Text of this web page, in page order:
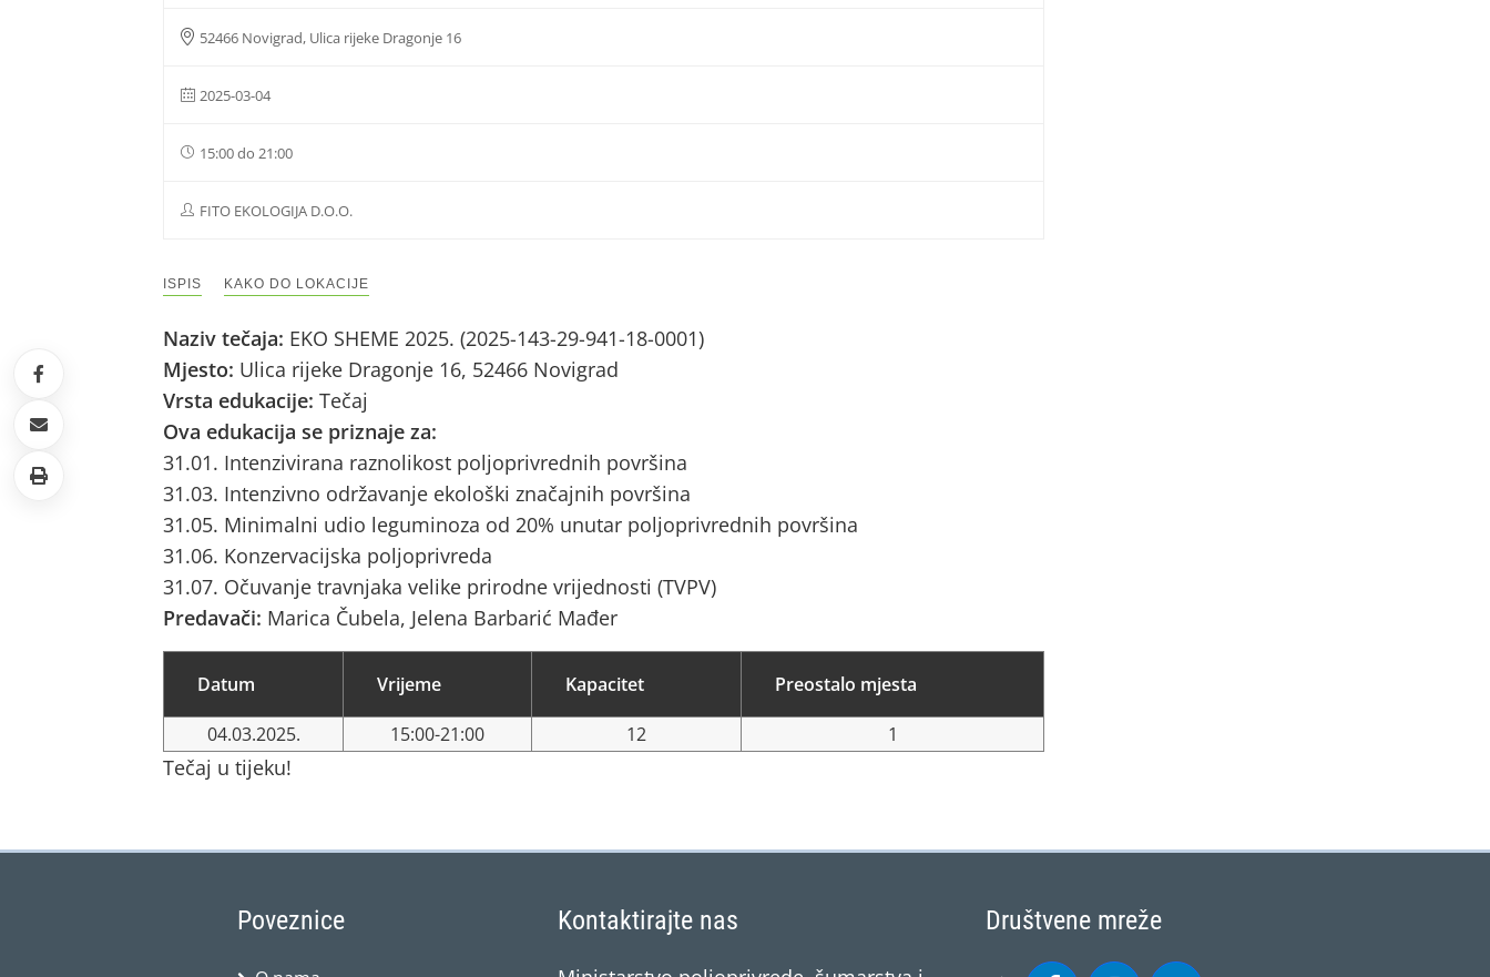
52466 Novigrad, Ulica rijeke Dragonje 16
2025-03-04
15:00 do 21:00
FITO EKOLOGIJA D.O.O.
ISPIS KAKO DO LOKACIJE
Naziv tečaja: EKO SHEME 2025. (2025-143-29-941-18-0001)
Mjesto: Ulica rijeke Dragonje 16, 52466 Novigrad
Vrsta edukacije: Tečaj
Ova edukacija se priznaje za:
31.01. Intenzivirana raznolikost poljoprivrednih površina
31.03. Intenzivno održavanje ekološki značajnih površina
31.05. Minimalni udio leguminoza od 20% unutar poljoprivrednih površina
31.06. Konzervacijska poljoprivreda
31.07. Očuvanje travnjaka velike prirodne vrijednosti (TVPV)
Predavači: Marica Čubela, Jelena Barbarić Mađer
Datum Vrijeme Kapacitet Preostalo mjesta
04.03.2025. 15:00-21:00 12 1
Tečaj u tijeku!
Poveznice Kontaktirajte nas Društvene mreže